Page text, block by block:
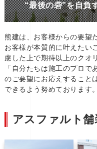
“最後の砦”を自負
熊建は、お客様からの要望
お客様が本質的に叶えたい
慮した上で期待以上のクオ
「自分たちは施工のプロ
のご要望にお応えすること
できるよう努めております。
アスファルト